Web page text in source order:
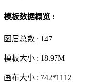
模板数据概览 :
图层总数 : 147
模板大小 : 18.97M
画布大小 : 742*1112